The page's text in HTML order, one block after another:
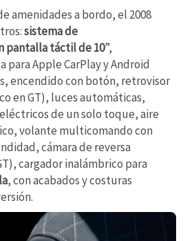
amenidades a bordo, el 2008
sistema de
pantalla táctil de 10”,
Apple CarPlay y Android
encendido con botón, retrovisor
en GT), luces automáticas,
de un solo toque, aire
volante multicomando con
cámara de reversa
cargador inalámbrico para
, con acabados y costuras